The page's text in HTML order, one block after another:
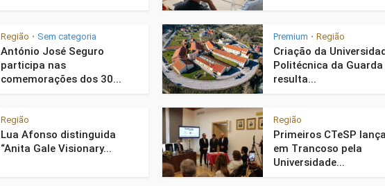
Região • Sem categoria
António José Seguro
participa nas
comemorações dos 30...
Premium • Região
Criação da
Politécnica da Guarda
resulta...
Região
Lua Afonso distinguida
“Anita Gale Visionary...
Região
Primeiros CTeSP
em Trancoso pela
Universidade...